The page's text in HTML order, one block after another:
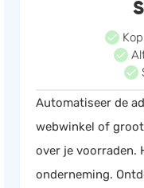
Automatiseer de
webwinkel of
over je voorraden.
onderneming.